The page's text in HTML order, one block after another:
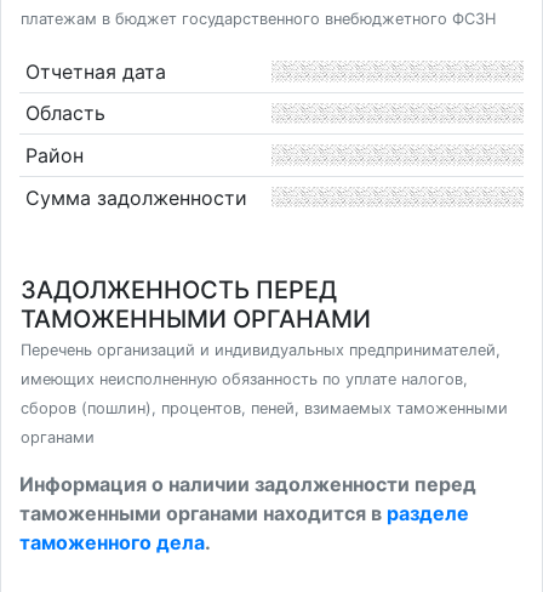
платежам в бюджет государственного внебюджетного ФСЗН
Отчетная дата
Область
Район
Сумма задолженности
ЗАДОЛЖЕННОСТЬ ПЕРЕД
ТАМОЖЕННЫМИ ОРГАНАМИ
Перечень организаций и индивидуальных предпринимателей,
имеющих неисполненную обязанность по уплате налогов,
сборов (пошлин), процентов, пеней, взимаемых таможенными
органами
Информация о наличии задолженности перед
таможенными органами находится в разделе
таможенного дела.